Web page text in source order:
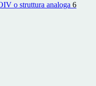
o struttura analoga 6